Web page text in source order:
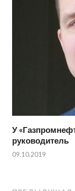
У
руководитель
09.10.2019